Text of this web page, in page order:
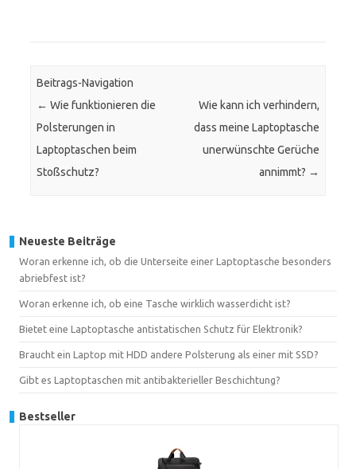
Beitrags-Navigation
← Wie funktionieren die
Polsterungen in
Laptoptaschen beim
Stoßschutz?
Wie kann ich verhindern,
dass meine Laptoptasche
unerwünschte Gerüche
annimmt? →
Neueste Beiträge
Woran erkenne ich, ob die Unterseite einer Laptoptasche besonders
abriebfest ist?
Woran erkenne ich, ob eine Tasche wirklich wasserdicht ist?
Bietet eine Laptoptasche antistatischen Schutz für Elektronik?
Braucht ein Laptop mit HDD andere Polsterung als einer mit SSD?
Gibt es Laptoptaschen mit antibakterieller Beschichtung?
Bestseller